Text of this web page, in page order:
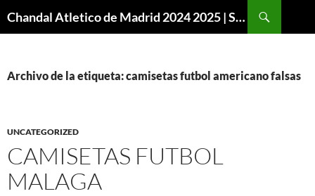
Chandal Atletico de Madrid 2024 2025 | SuperVigo
Archivo de la etiqueta: camisetas futbol americano falsas
UNCATEGORIZED
CAMISETAS FUTBOL
MALAGA